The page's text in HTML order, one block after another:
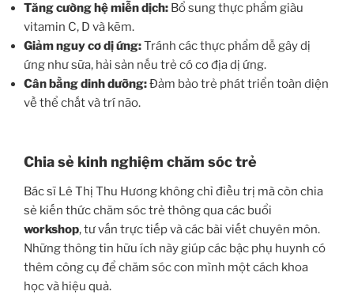
Tăng cường hệ miễn dịch: Bổ sung thực phẩm giàu
vitamin C, D và kẽm.
Giảm nguy cơ dị ứng:Tránh các thực phẩm dễ gây dị
ứng như sữa, hải sản nếu trẻ có cơ địa dị ứng.
Cân bằng dinh dưỡng:Đảm bảo trẻ phát triển toàn diện
về thể chất và trí não.
Chia sẻ kinh nghiệm chăm sóc trẻ
Bác sĩ Lê Thị Thu Hương không chỉ điều trị mà còn chia
sẻ kiến thức chăm sóc trẻ thông qua các buổi
workshop, tư vấn trực tiếp và các bài viết chuyên môn.
Những thông tin hữu ích này giúp các bậc phụ huynh có
thêm công cụ để chăm sóc con mình một cách khoa
học và hiệu quả.